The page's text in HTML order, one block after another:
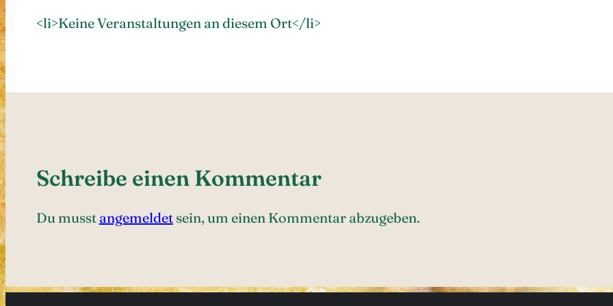
<li>Keine Veranstaltungen an diesem Ort</li>
Schreibe einen Kommentar
Du musst angemeldetsein, um einen Kommentar abzugeben.